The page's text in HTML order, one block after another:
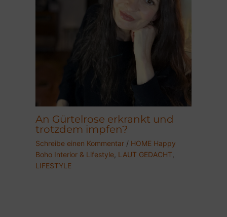
An Gürtelrose erkrankt und
trotzdem impfen?
Schreibe einen Kommentar / HOME Happy
Boho Interior & Lifestyle LAUT GEDACHT
LIFESTYLE